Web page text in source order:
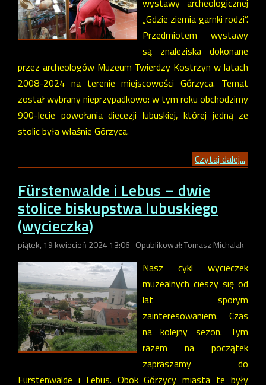
wystawy archeologicznej
„Gdzie ziemia garnki rodzi”.
Przedmiotem wystawy
są znaleziska dokonane
przez archeologów Muzeum Twierdzy Kostrzyn w latach
2008-2024 na terenie miejscowości Górzyca. Temat
został wybrany nieprzypadkowo: w tym roku obchodzimy
900-lecie powołania diecezji lubuskiej, której jedną ze
stolic była właśnie Górzyca.
Czytaj dalej...
Fürstenwalde i Lebus – dwie
stolice biskupstwa lubuskiego
(wycieczka)
piątek, 19 kwiecień 2024 13:06 Opublikował: Tomasz Michalak
Nasz cykl wycieczek
muzealnych cieszy się od
lat sporym
zainteresowaniem. Czas
na kolejny sezon. Tym
razem na początek
zapraszamy do
Fürstenwalde i Lebus. Obok Górzycy miasta te były